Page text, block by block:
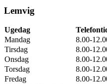
Lemvig
Ugedag
Mandag
8.00-
Tirsdag
8.00-
Onsdag
8.00-
Torsdag
8.00-
Fredag
8.00-